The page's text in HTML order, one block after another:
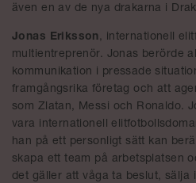
även en av de nya drakarna i
Jonas Eriksson, internationell
multientreprenör. Jonas berörde
kommunikation i pressade
framgångsrika företag och att
som Zlatan, Messi och Ronaldo.
vara internationell
han på ett personligt sätt kan
skapa ett team på arbetsplatsen
det gäller att våga ta beslut, sälja